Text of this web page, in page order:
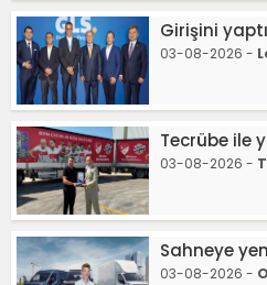
Girişini
03-08-2026 -
Tecrübe ile
03-08-2026 -
Sahneye
03-08-2026 -